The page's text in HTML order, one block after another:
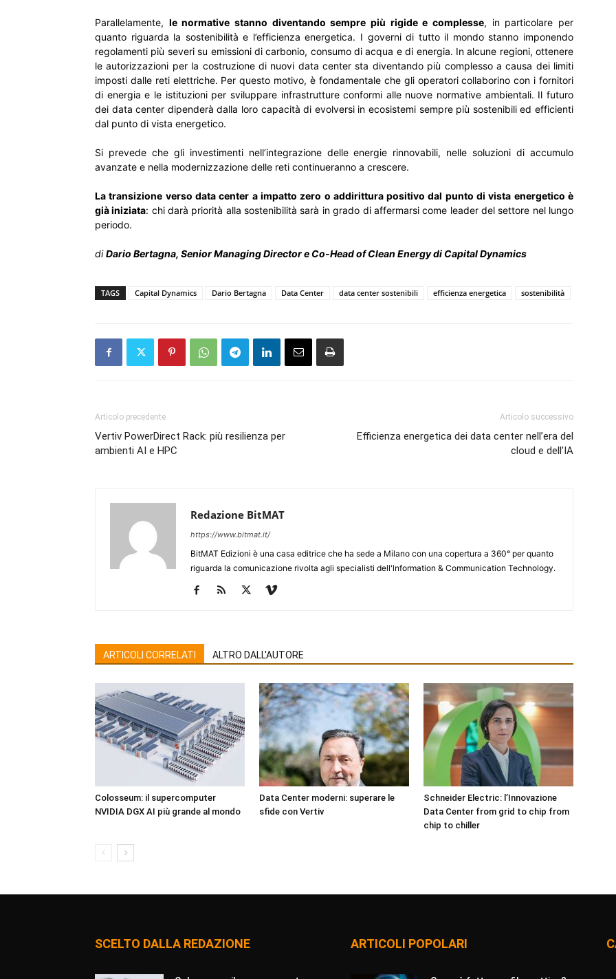
Parallelamente, le normative stanno diventando sempre più rigide e complesse, in particolare per
quanto riguarda la sostenibilità e l’efficienza energetica. I governi di tutto il mondo stanno imponendo
regolamenti più severi su emissioni di carbonio, consumo di acqua e di energia. In alcune regioni, ottenere
le autorizzazioni per la costruzione di nuovi data center sta diventando più complesso a causa dei limiti
imposti dalle reti elettriche. Per questo motivo, è fondamentale che gli operatori collaborino con i fornitori
di energia e le istituzioni per sviluppare infrastrutture conformi alle nuove normative ambientali. Il futuro
dei data center dipenderà dalla loro capacità di evolversi in ecosistemi sempre più sostenibili ed efficienti
dal punto di vista energetico.
Si prevede che gli investimenti nell’integrazione delle energie rinnovabili, nelle soluzioni di accumulo
avanzate e nella modernizzazione delle reti continueranno a crescere.
La transizione verso data center a impatto zero o addirittura positivo dal punto di vista energetico è
già iniziata: chi darà priorità alla sostenibilità sarà in grado di affermarsi come leader del settore nel lungo
periodo.
diDario Bertagna, Senior Managing Director e Co-Head of Clean Energy di Capital Dynamics
TAGS Capital Dynamics Dario Bertagna Data Center data center sostenibili efficienza energetica sostenibilità
Articolo precedente
Vertiv PowerDirect Rack: più resilienza per
ambienti AI e HPC
Articolo successivo
Efficienza energetica dei data center nell’era del
cloud e dell’IA
Redazione BitMAT
https://www.bitmat.it/
BitMAT Edizioni è una casa editrice che ha sede a Milano con una copertura a 360° per quanto
riguarda la comunicazione rivolta agli specialisti dell'lnformation & Communication Technology.
ARTICOLI CORRELATI ALTRO DALL'AUTORE
Colosseum: il supercomputer
NVIDIA DGX AI più grande al mondo
Data Center moderni: superare le
sfide con Vertiv
Schneider Electric: l’Innovazione
Data Center from grid to chip from
chip to chiller
SCELTO DALLA REDAZIONE ARTICOLI POPOLARI